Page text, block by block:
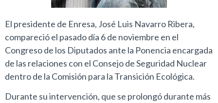
El presidente de Enresa, José Luis Navarro Ribera,
compareció el pasado día 6 de noviembre en el
Congreso de los Diputados ante la Ponencia encargada
de las relaciones con el Consejo de Seguridad Nuclear
dentro de la Comisión para la Transición Ecológica.
Durante su intervención, que se prolongó durante más